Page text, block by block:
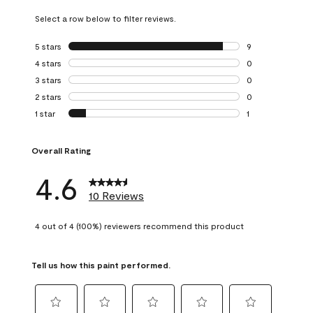
Select a row below to filter reviews.
5 stars stars
9
9 reviews with 5
4 stars stars
0
0 reviews with 4
3 stars stars
0
0 reviews with 3
2 stars stars
0
0 reviews with 2
1 star stars
1
Overall Rating
4.6 10 Reviews
4 out of 4 (100%) reviewers recommend this product
Tell us how this paint performed.